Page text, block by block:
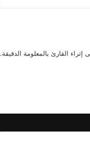
القارئ بالمعلومة الدقيقة.